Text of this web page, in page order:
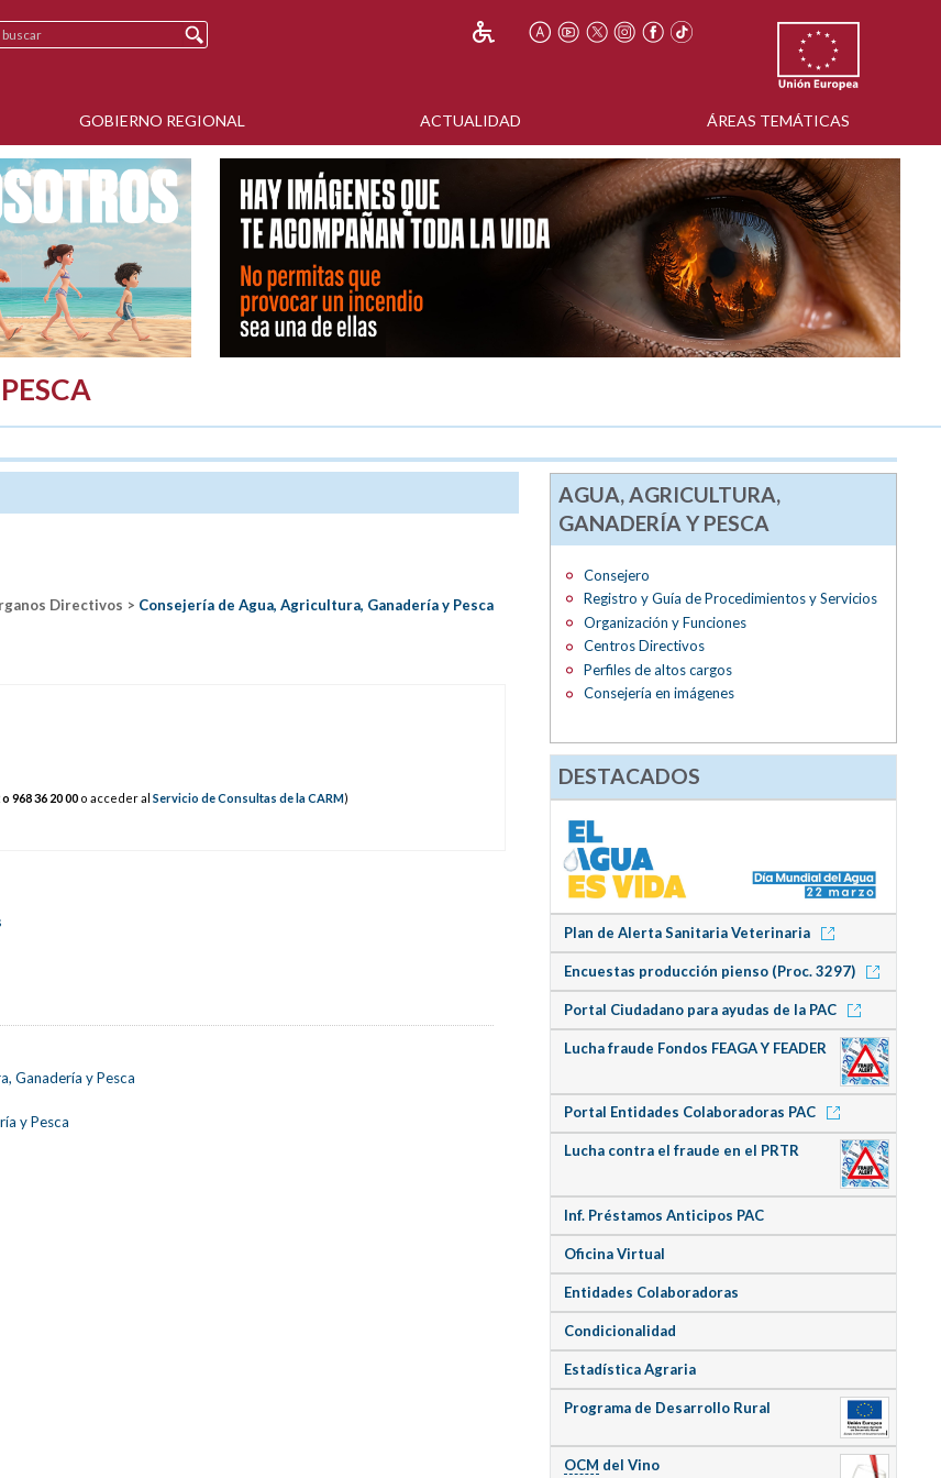
GOBIERNO REGIONAL ACTUALIDAD ÁREAS TEMÁTICAS
Directivos > Consejería de Agua, Agricultura, Ganadería y Pesca
o 96836 20 00 o acceder alServicio de Consultas de la CARM)
Ganadería y Pesca
y Pesca
AGUA, AGRICULTURA,
GANADERÍA Y PESCA
Consejero
Registro y Guía de Procedimientos y Servicios
Organización y Funciones
Centros Directivos
Perfiles de altos cargos
Consejería en imágenes
DESTACADOS
Plan de Alerta Sanitaria Veterinaria
Encuestas producción pienso (Proc. 3297)
Portal Ciudadano para ayudas de la PAC
Lucha fraude Fondos FEAGA Y FEADER
Portal Entidades Colaboradoras PAC
Lucha contra el fraude en el PRTR
Inf. Préstamos Anticipos PAC
Oficina Virtual
Entidades Colaboradoras
Condicionalidad
Estadística Agraria
Programa de Desarrollo Rural
OCM del Vino